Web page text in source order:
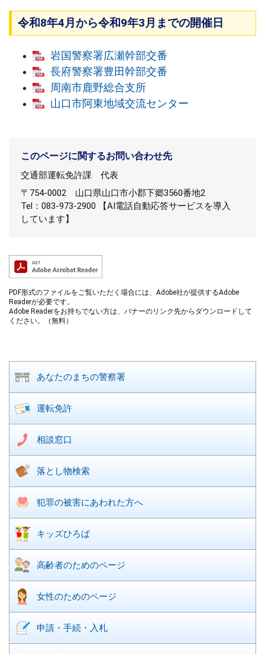
令和8年4月から令和9年3月までの開催日
岩国警察署広瀬幹部交番
長府警察署豊田幹部交番
周南市鹿野総合支所
山口市阿東地域交流センター
このページに関するお問い合わせ先
交通部運転免許課
代表
〒754-0002
山口県山口市小郡下郷3560番地2
Tel：083-973-2900 【AI電話自動応答サービスを導入
しています】
PDF形式のファイルをご覧いただく場合には、Adobe社が提供するAdobe
Readerが必要です。
Adobe Readerをお持ちでない方は、バナーのリンク先からダウンロードして
ください。（無料）
あなたのまちの警察署
運転免許
相談窓口
落とし物検索
犯罪の被害にあわれた方へ
キッズひろば
高齢者のためのページ
女性のためのページ
申請・手続・入札